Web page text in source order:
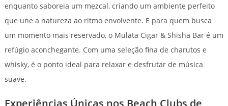
enquanto saboreia um mezcal, criando um ambiente perfeito
que une a natureza ao ritmo envolvente. E para quem busca
um momento mais reservado, o Mulata Cigar & Shisha Bar é um
refúgio aconchegante. Com uma seleção fina de charutos e
whisky, é o ponto ideal para relaxar e desfrutar de música
suave.
Experiências Únicas nos Beach Clubs de